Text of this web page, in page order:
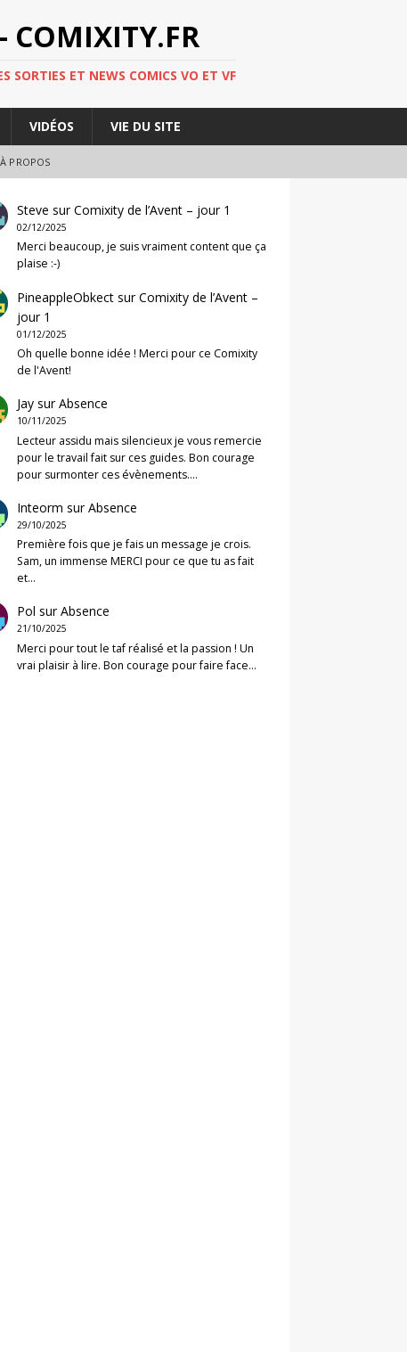
COMIXITY.FR
SORTIES ET NEWS COMICS VO ET VF
VIDÉOS VIE DU SITE
À PROPOS
Steve surComixity de l’Avent – jour 1
02/12/2025
Merci beaucoup, je suis vraiment content que ça
plaise :-)
PineappleObkect surComixity de l’Avent –
jour 1
01/12/2025
Oh quelle bonne idée ! Merci pour ce Comixity
de l'Avent!
Jay surAbsence
10/11/2025
Lecteur assidu mais silencieux je vous remercie
pour le travail fait sur ces guides. Bon courage
pour surmonter ces évènements.…
Inteorm surAbsence
29/10/2025
Première fois que je fais un message je crois.
Sam, un immense MERCI pour ce que tu as fait
et…
Pol surAbsence
21/10/2025
Merci pour tout le taf réalisé et la passion ! Un
vrai plaisir à lire. Bon courage pour faire face…